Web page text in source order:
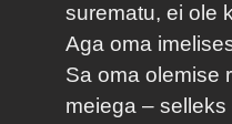
surematu, ei ole
Aga oma
Sa oma olemise
meiega –